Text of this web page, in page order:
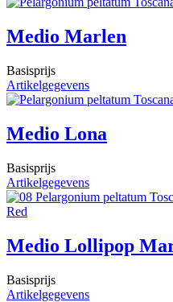
Medio Marlen
Basisprijs
Artikelgegevens
Medio Lona
Basisprijs
Artikelgegevens
Medio Lollipop
Basisprijs
Artikelgegevens